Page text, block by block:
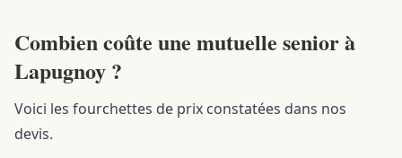
Combien coûte une mutuelle senior à
Lapugnoy ?
Voici les fourchettes de prix constatées dans nos
devis.